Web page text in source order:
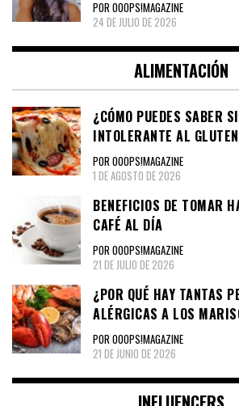
POR OOOPS!MAGAZINE
24 DE JULIO DE 2026
ALIMENTACIÓN
¿CÓMO PUEDES SABER
INTOLERANTE AL
POR OOOPS!MAGAZINE
1 DE AGOSTO DE 2026
BENEFICIOS DE TOMAR
CAFÉ AL DÍA
POR OOOPS!MAGAZINE
21 DE JULIO DE 2026
¿POR QUÉ HAY TANTAS
ALÉRGICAS A LOS
POR OOOPS!MAGAZINE
21 DE JUNIO DE 2026